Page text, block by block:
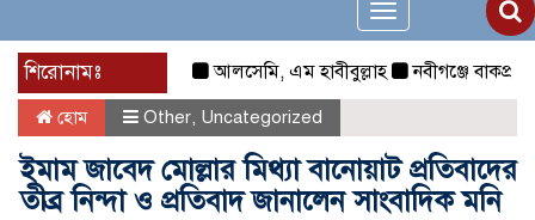
Toggle
navigation
শিরোনামঃ আলসেমি, এম হাবীবুল্লাহ নবীগঞ্জে বাকপ্রতিবন্ধী
হোম Other, Uncategorized
ইমাম জাবেদ মোল্লার মিথ্যা বানোয়াট প্রতিবাদের
তীব্র নিন্দা ও প্রতিবাদ জানালেন সাংবাদিক মনি